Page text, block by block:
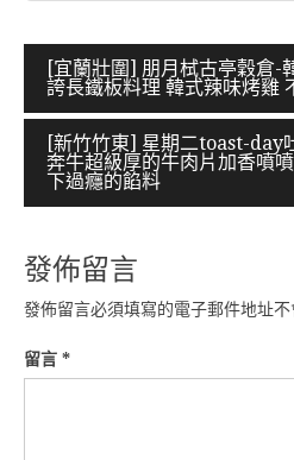
文
章
導
覽
[宜蘭壯圍] 朋月栻古亭穀倉-
誇長鐵板料理 韓式辣味烤雞
[新竹竹東] 星期二toast-day
奔牛超級厚的牛肉片加香噴
下過癮的餡料
發佈留言
發佈留言必須填寫的電子郵件地址不
留言 *